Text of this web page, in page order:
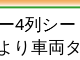
4列シ
り車両